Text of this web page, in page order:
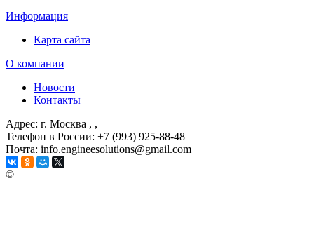
Информация
Карта сайта
О компании
Новости
Контакты
Адрес: г. Москва , ,
Телефон в России: +7 (993) 925-88-48
Почта: info.engineesolutions@gmail.com
©